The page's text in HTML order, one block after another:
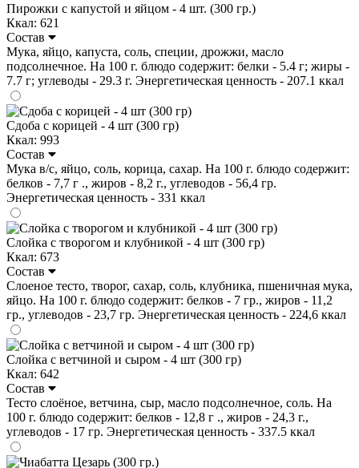
Пирожки с капустой и яйцом - 4 шт. (300 гр.)
Ккал: 621
Состав
Мука, яйцо, капуста, соль, специи, дрожжи, масло
подсолнечное. На 100 г. блюдо содержит: белки - 5.4 г; жиры -
7.7 г; углеводы - 29.3 г. Энергетическая ценность - 207.1 ккал
Сдоба с корицей - 4 шт (300 гр)
Ккал: 993
Состав
Мука в/с, яйцо, соль, корица, сахар. На 100 г. блюдо содержит:
белков - 7,7 г ., жиров - 8,2 г., углеводов - 56,4 гр.
Энергетическая ценность - 331 ккал
Слойка с творогом и клубникой - 4 шт (300 гр)
Ккал: 673
Состав
Слоеное тесто, творог, сахар, соль, клубника, пшеничная мука,
яйцо. На 100 г. блюдо содержит: белков - 7 гр., жиров - 11,2
гр., углеводов - 23,7 гр. Энергетическая ценность - 224,6 ккал
Слойка с ветчиной и сыром - 4 шт (300 гр)
Ккал: 642
Состав
Тесто слоёное, ветчина, сыр, масло подсолнечное, соль. На
100 г. блюдо содержит: белков - 12,8 г ., жиров - 24,3 г.,
углеводов - 17 гр. Энергетическая ценность - 337.5 ккал